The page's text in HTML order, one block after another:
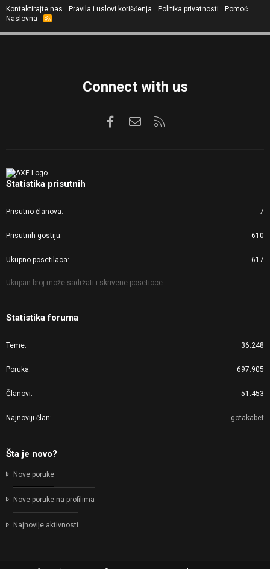
Kontaktirajte nas
Pravila i uslovi korišćenja Politika privatnosti
Pomoć
Naslovna
R
S
Connect with us
FacebookKontaktirajte nas
Statistika prisutnih
Prisutno članova 7
Prisutnih gostiju 610
Ukupno posetilaca 617
Ukupan broj može sadržati i skrivene posetioce.
Statistika foruma
Teme 36.248
Poruka 697.905
Članovi 51.453
Najnoviji član gotakabet
Šta je novo?
Nove poruke
Nove poruke na profilima
Najnovije aktivnosti